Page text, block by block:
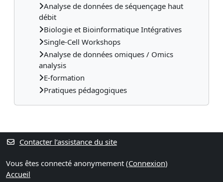
Analyse de données de séquençage haut
débit
Biologie et Bioinformatique Intégratives
Single-Cell Workshops
Analyse de données omiques / Omics
analysis
E-formation
Pratiques pédagogiques
Contacter l’assistance du site
Vous êtes connecté anonymement (Connexion)
Accueil